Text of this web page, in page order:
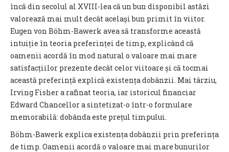
încă din secolul al XVIII-lea că un bun disponibil astăzi
valorează mai mult decât același bun primit în viitor.
Eugen von Böhm-Bawerk avea să transforme această
intuiție în teoria preferinței de timp, explicând că
oamenii acordă în mod natural o valoare mai mare
satisfacțiilor prezente decât celor viitoare și că tocmai
această preferință explică existența dobânzii. Mai târziu,
Irving Fisher a rafinat teoria, iar istoricul financiar
Edward Chancellor a sintetizat-o într-o formulare
memorabilă: dobânda este prețul timpului.
Böhm-Bawerk explica existența dobânzii prin preferința
de timp. Oamenii acordă o valoare mai mare bunurilor